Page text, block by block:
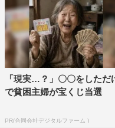
「現実…？」〇〇をしただ
で貧困主婦が宝くじ当選
PR(合同会社デジタルファーム )